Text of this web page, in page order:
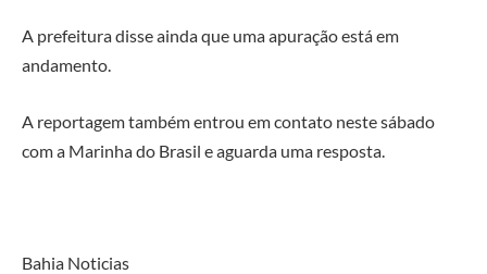
A prefeitura disse ainda que uma apuração está em
andamento.
A reportagem também entrou em contato neste sábado
com a Marinha do Brasil e aguarda uma resposta.
Bahia Noticias